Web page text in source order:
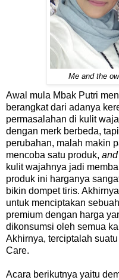
Me and the
Awal mula Mbak Putri
berangkat dari adanya
permasalahan di kulit
dengan merk berbeda,
perubahan, malah makin
mencoba satu produk,
kulit wajahnya jadi
produk ini harganya
bikin dompet tiris.
untuk menciptakan
premium dengan harga
dikonsumsi oleh semua
Akhirnya, terciptalah suatu
Care.
Acara berikutnya yaitu